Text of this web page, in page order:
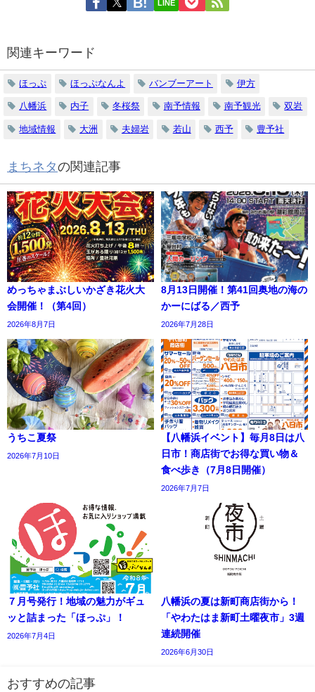
LINE
関連キーワード
ほっぷ ほっぷなんよ バンブーアート 伊方
八幡浜 内子 冬桜祭 南予情報 南予観光 双岩
地域情報 大洲 夫婦岩 若山 西予 豊予社
まちネタの関連記事
めっちゃまぶしいかざき花火大
会開催！（第4回）
2026年8月7日
8月13日開催！第41回奥地の海の
かーにばる／西予
2026年7月28日
うちこ夏祭
2026年7月10日
【八幡浜イベント】毎月8日は八
日市！商店街でお得な買い物＆
食べ歩き（7月8日開催）
2026年7月7日
７月号発行！地域の魅力がギュ
ッと詰まった「ほっぷ」！
2026年7月4日
八幡浜の夏は新町商店街から！
「やわたはま新町土曜夜市」3週
連続開催
2026年6月30日
おすすめの記事